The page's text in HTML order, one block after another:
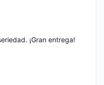
¡Gran entrega!